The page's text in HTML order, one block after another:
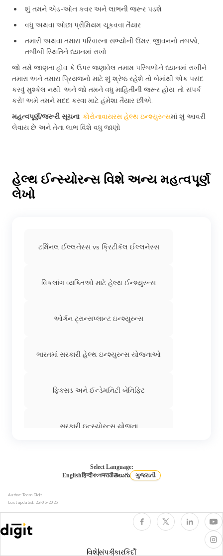
શું તમને એડ-ઓન કવર અને લાભની જરૂર પડશે
વધુ અથવા ઓછા પ્રીમિયમ ચૂકવવા તૈયાર
તમારી અથવા તમારા પરિવારના સભ્યોની ઉંમર, જીવનનો તબક્કો,
તબીબી સ્થિતિને ધ્યાનમાં રાખો
જો તમે જાણતા હોવ કે ઉપર જણાવેલ તમામ પરિબળોને ધ્યાનમાં રાખીને
તમારા અને તમારા પ્રિયજનો માટે શું શ્રેષ્ઠ રહેશે તો બેમાંથી એક પસંદ
કરવું મુશ્કેલ નથી. અને જો તમને વધુ માહિતીની જરૂર હોય, તો સંપર્ક
કરો! અમે તમને મદદ કરવા માટે હંમેશા તૈયાર છીએ.
મહત્વપૂર્ણ/જરૂરી સૂચના: કોરોનાવાયરસ હેલ્થ ઇન્શ્યુરન્સમાં શું આવરી
લેવાય છે અને તેના લાભ વિશે વધુ જાણો
હેલ્થ ઈન્સ્યોરન્સ વિશે અન્ય મહત્વપૂર્ણ
લેખો
ટર્મિનલ ઈલ્લનેસ્સ vs ક્રિટીકૅલ ઈલ્લનેસ્સ
વિકલાંગ વ્યક્તિઓ માટે હેલ્થ ઈન્શ્યુરન્સ
ઓર્ગન ટ્રાન્સપ્લાન્ટ ઇન્શ્યુરન્સ
ભારતમાં સરકારી હેલ્થ ઇન્શ્યુરન્સ યોજનાઓ
ફિક્સડ અને ઈન્ડેમનિટી બેનિફિટ
સરકારી ઇન્સ્યોરન્સ યોજના
ધુમ્રપાન કરનારાઓ માટે હેલ્થ ઈન્શ્યુરન્સ
Select Language:
Englishहिन्दीবাংলাमराठीతెలుగు ગુજરાતી
Author: Team Digit
Last updated: 22-05-2026
વિશેસંપર્કકારકિર્દી